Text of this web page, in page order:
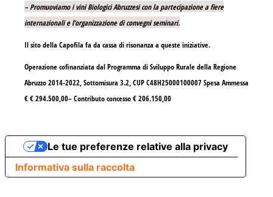
– Promuoviamo i vini Biologici Abruzzesi con la partecipazione a fiere
internazionali e l’organizzazione di convegni seminari.
Il sito della Capofila fa da cassa di risonanza a queste iniziative.
Operazione cofinanziata dal Programma di Sviluppo Rurale della Regione
Abruzzo 2014-2022, Sottomisura 3.2, CUP C48H25000100007 Spesa Ammessa
€ € 294.500,00– Contributo concesso € 206.150,00
Informativa sulla raccolta
Le tue preferenze relative alla privacy